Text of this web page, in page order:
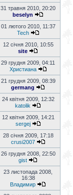
31 травня 2010, 20:20
beselyn
01 лютого 2010, 11:37
Tech
12 січня 2010, 10:55
site
29 грудня 2009, 04:11
Христиана
21 грудня 2009, 08:39
germang
24 квітня 2009, 12:32
katolik
12 квітня 2009, 14:21
sergej
28 січня 2009, 17:18
crusi2007
26 грудня 2008, 22:50
gist
23 листопада 2008,
16:38
Владимир